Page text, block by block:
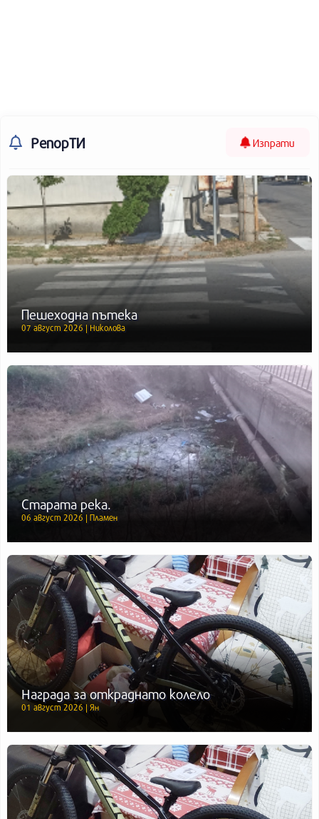
РепорТИ Изпрати
Пешеходна пътека
07 август 2026 | Николова
Старата река.
06 август 2026 | Пламен
Награда за откраднато колело
01 август 2026 | Ян